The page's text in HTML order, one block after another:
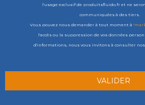
l'usage exclusif de produitsfluido.fr et ne
communiquées à des tiers.
Vous pouvez nous demander à tout moment à
l'accès ou la suppression de vos données
d'informations, nous vous invitons à consulter nos